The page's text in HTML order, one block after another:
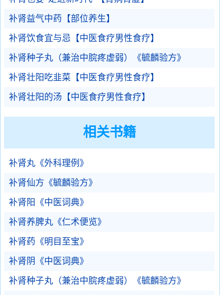
补肾益气中药【部位养生】
补肾饮食宜与忌【中医食疗男性食疗】
补肾种子丸（兼治中脘疼虚弱）《毓麟验方》
补肾壮阳吃韭菜【中医食疗男性食疗】
补肾壮阳的汤【中医食疗男性食疗】
相关书籍
补肾丸《外科理例》
补肾仙方《毓麟验方》
补肾阳《中医词典》
补肾养脾丸《仁术便览》
补肾药《明目至宝》
补肾阴《中医词典》
补肾种子丸（兼治中脘疼虚弱）《毓麟验方》